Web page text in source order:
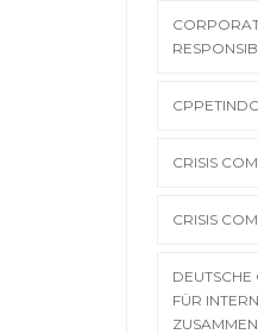
CRISIS
CRISIS
DEUTSCHE
FÜR